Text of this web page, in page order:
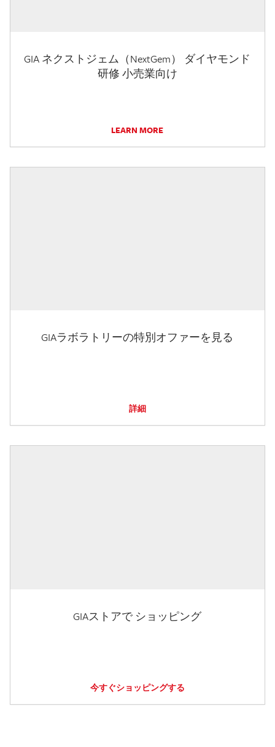
GIA ネクストジェム（NextGem） ダイヤモンド
研修 小売業向け
LEARN MORE
GIAラボラトリーの特別オファーを見る
詳細
GIAストアで ショッピング
今すぐショッピングする